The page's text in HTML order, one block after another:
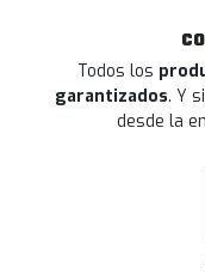
Todos los
garantizados. Y
desde la